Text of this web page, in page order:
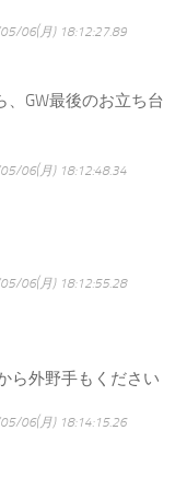
06(月) 18:12:27.89
GW最後のお立ち台
06(月) 18:12:48.34
06(月) 18:12:55.28
ら外野手もください
06(月) 18:14:15.26